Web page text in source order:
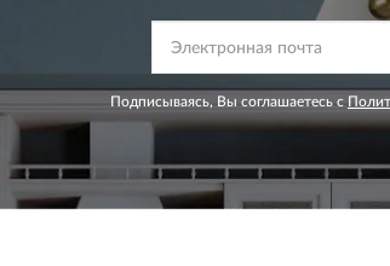
Подписываясь, Вы соглашаетесь с